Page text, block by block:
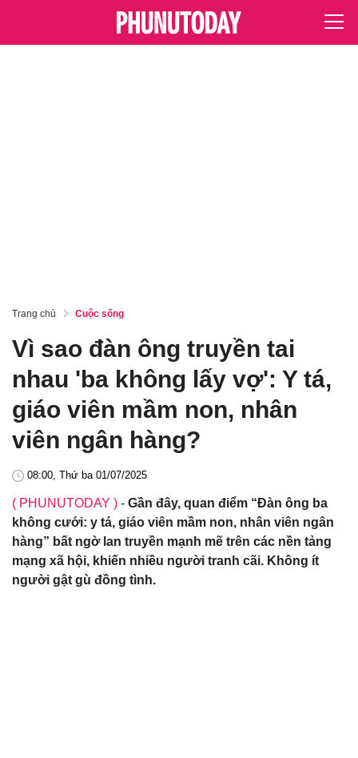
Trang chủ Cuộc sống
Vì sao đàn ông truyền tai
nhau 'ba không lấy vợ': Y tá,
giáo viên mầm non, nhân
viên ngân hàng?
08:00, Thứ ba 01/07/2025
( PHUNUTODAY ) - Gần đây, quan điểm “Đàn ông ba
không cưới: y tá, giáo viên mầm non, nhân viên ngân
hàng” bất ngờ lan truyền mạnh mẽ trên các nền tảng
mạng xã hội, khiến nhiều người tranh cãi. Không ít
người gật gù đồng tình.